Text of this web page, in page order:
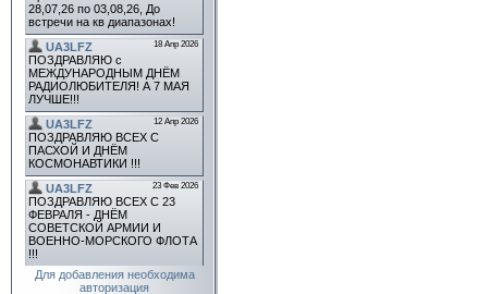
Для добавления необходима
авторизация